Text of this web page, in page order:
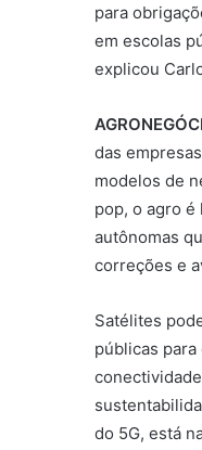
para
em escolas
explicou
das
modelos de
pop, o agro
autônomas
correções e
Satélites
públicas
do 5G, está